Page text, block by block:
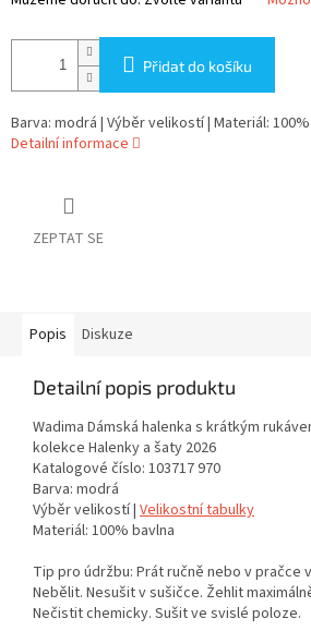
Přidat do košíku
Barva: modrá | Výběr velikostí | Materiál:
Detailní informace
ZEPTAT SE
Popis Diskuze
Detailní popis produktu
Wadima Dámská halenka s krátkým
kolekce Halenky a šaty 2026
Katalogové číslo: 103717 970
Barva: modrá
Výběr velikostí | Velikostní tabulky
Materiál: 100% bavlna
Tip pro údržbu: Prát ručně nebo v pračce
Nebělit. Nesušit v sušičce. Žehlit
Nečistit chemicky. Sušit ve svislé poloze.